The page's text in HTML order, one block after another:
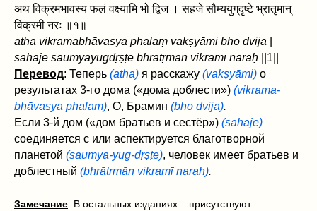
अथ विक्रमभावस्य फलं वक्ष्यामि भो द्विज । सहजे सौम्ययुग्‌दृष्टे भ्रातृमान्‌
विक्रमी नरः ॥१॥
atha vikramabhāvasya phalaṃ vakṣyāmi bho dvija
sahaje saumyayug‌dṛṣṭe bhrātṛmān‌ vikramī naraḥ
||1||
Перевод: Теперь (atha) я расскажу (vakṣyāmi) о
результатах 3-го дома («дома доблести») (vikrama-
bhāvasya phalaṃ), О, Брамин (bho dvija).
Если 3-й дом («дом братьев и сестёр») (sahaje)
соединяется с или аспектируется благотворной
планетой (saumya-yug‌-dṛṣṭe), человек имеет братьев и
доблестный (bhrātṛmān‌ vikramī naraḥ).
Замечание: В остальных изданиях – присутствуют